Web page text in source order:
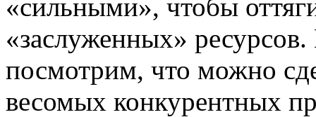
«сильными», чтобы
«заслуженных»
посмотрим, что можно
весомых конкурентных